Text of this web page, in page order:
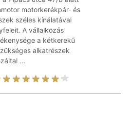
motorkerékpár- és
széles kínálatával
A vállalkozás
a kétkerekű
alkatrészek
...